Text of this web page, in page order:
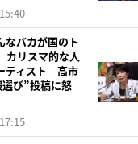
なバカが国のト
カリスマ的な人
ティスト 高市
び”投稿に怒